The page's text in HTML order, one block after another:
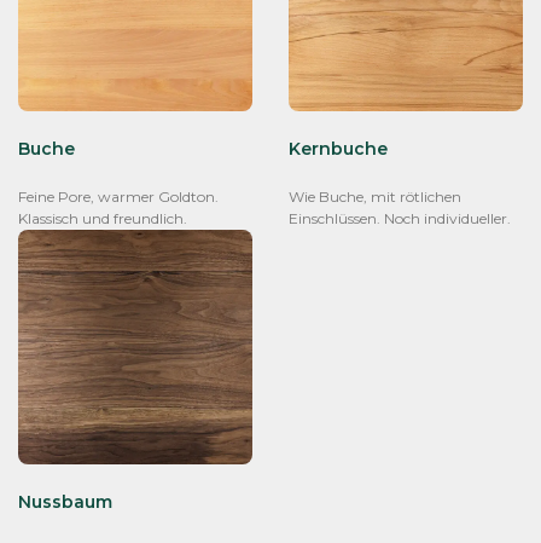
Buche
Feine Pore, warmer Goldton.
Klassisch und freundlich.
Kernbuche
Wie Buche, mit rötlichen
Einschlüssen. Noch individueller.
Nussbaum